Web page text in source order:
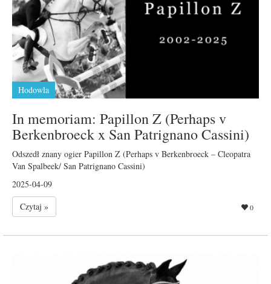
Hodowla
In memoriam: Papillon Z (Perhaps v
Berkenbroeck x San Patrignano Cassini)
Odszedł znany ogier Papillon Z (Perhaps v Berkenbroeck – Cleopatra
Van Spalbeek/ San Patrignano Cassini)
2025-04-09
Czytaj »
0